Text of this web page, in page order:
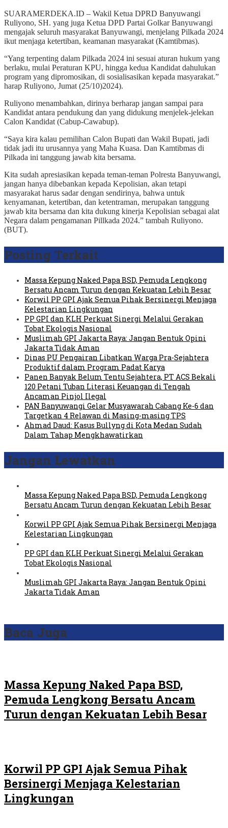
SUARAMERDEKA.ID – Wakil Ketua DPRD Banyuwangi
Ruliyono, SH. yang juga Ketua DPD Partai Golkar Banyuwangi
mengajak seluruh masyarakat Banyuwangi, menjelang Pilkada 2024
ikut menjaga ketertiban, keamanan masyarakat (Kamtibmas).
“Yang terpenting dalam Pilkada 2024 ini sesuai aturan hukum yang
berlaku, mulai Peraturan KPU, hingga kedua Kandidat dahulukan
program yang dipromosikan, di sosialisasikan kepada masyarakat.”
harap Ruliyono, Jumat (25/10)2024).
Ruliyono menambahkan, dirinya berharap jangan sampai para
Kandidat antara pendukung dan yang didukung menjelek-jelekan
Calon Kandidat (Cabup-Cawabup).
“Saya kira kalau pemilihan Calon Bupati dan Wakil Bupati, jadi
tidak jadi itu urusannya yang Maha Kuasa. Dan Kamtibmas di
Pilkada ini tanggung jawab kita bersama.
Kita sudah apresiasikan kepada teman-teman Polresta Banyuwangi,
jangan hanya dibebankan kepada Kepolisian, akan tetapi
masyarakat harus sadar dengan sendirinya, bahwa untuk
kenyamanan, ketertiban, dan ketentraman, merupakan tanggung
jawab kita bersama dan kita dukung kinerja Kepolisian sebagai alat
Negara dalam pengamanan Pillkada 2024.” tambah Ruliyono.
(BUT).
Posting Terkait
Massa Kepung Naked Papa BSD, Pemuda Lengkong
Bersatu Ancam Turun dengan Kekuatan Lebih Besar
Korwil PP GPI Ajak Semua Pihak Bersinergi Menjaga
Kelestarian Lingkungan
PP GPI dan KLH Perkuat Sinergi Melalui Gerakan
Tobat Ekologis Nasional
Muslimah GPI Jakarta Raya: Jangan Bentuk Opini
Jakarta Tidak Aman
Dinas PU Pengairan Libatkan Warga Pra-Sejahtera
Produktif dalam Program Padat Karya
Panen Banyak Belum Tentu Sejahtera, PT ACS Bekali
120 Petani Tuban Literasi Keuangan di Tengah
Ancaman Pinjol Ilegal
PAN Banyuwangi Gelar Musyawarah Cabang Ke-6 dan
Targetkan 4 Relawan di Masing-masing TPS
Ahmad Daud: Kasus Bullyng di Kota Medan Sudah
Dalam Tahap Mengkhawatirkan
Jangan Lewatkan
Massa Kepung Naked Papa BSD, Pemuda Lengkong
Bersatu Ancam Turun dengan Kekuatan Lebih Besar
Korwil PP GPI Ajak Semua Pihak Bersinergi Menjaga
Kelestarian Lingkungan
PP GPI dan KLH Perkuat Sinergi Melalui Gerakan
Tobat Ekologis Nasional
Muslimah GPI Jakarta Raya: Jangan Bentuk Opini
Jakarta Tidak Aman
Baca Juga
Massa Kepung Naked Papa BSD,
Pemuda Lengkong Bersatu Ancam
Turun dengan Kekuatan Lebih Besar
Korwil PP GPI Ajak Semua Pihak
Bersinergi Menjaga Kelestarian
Lingkungan